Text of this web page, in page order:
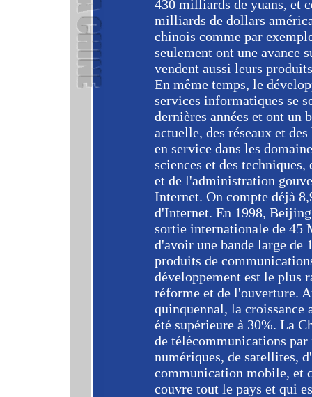
430 milliards de yuans, et
milliards de dollars
chinois comme par
seulement ont une avance
vendent aussi leurs
En même temps, le
services informatiques se
dernières années et ont un
actuelle, des réseaux et
en service dans les
sciences et des
et de l'administration
Internet. On compte déjà
d'Internet. En 1998,
sortie internationale de 45
d'avoir une bande large de
produits de
développement est le plus
réforme et de l'ouverture.
quinquennal, la croissance
été supérieure à 30%. La
de télécommunications
numériques, de satellites,
communication mobile, et
couvre tout le pays et qui